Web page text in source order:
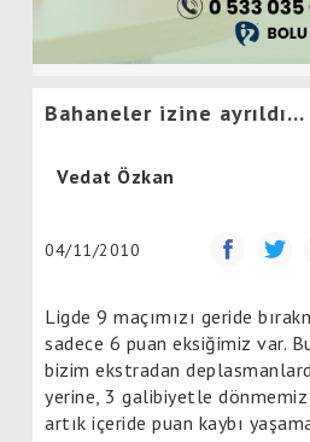
Bahaneler izine ayrıldı...
Vedat Özkan
04/11/2010
Ligde 9 maçımızı geride
sadece 6 puan eksiğimiz var.
bizim ekstradan
yerine, 3 galibiyetle dönmemiz
artık içeride puan kaybı